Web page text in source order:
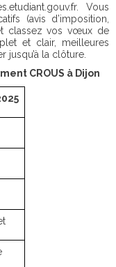
Vous
(avis d’imposition,
classez vos vœux de
et clair, meilleures
la clôture.
CROUS à Dijon